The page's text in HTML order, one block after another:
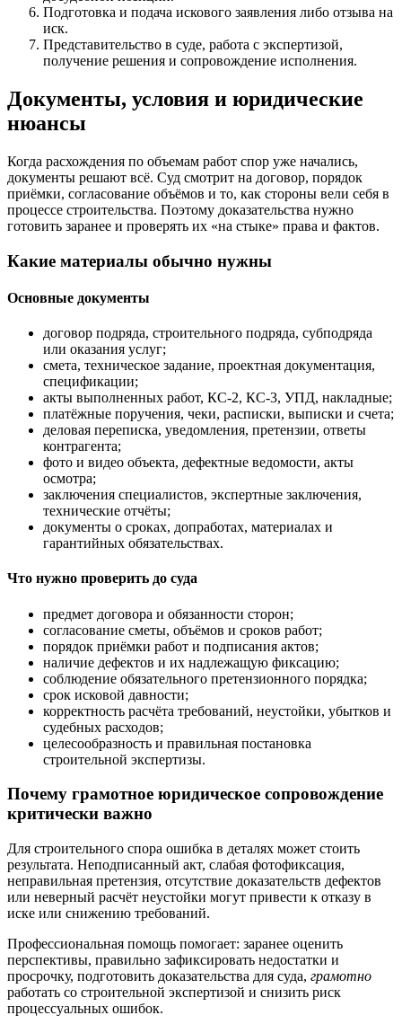
Подготовка и подача искового заявления либо отзыва на
иск.
Представительство в суде, работа с экспертизой,
получение решения и сопровождение исполнения.
Документы, условия и юридические
нюансы
Когда расхождения по объемам работ спор уже начались,
документы решают всё. Суд смотрит на договор, порядок
приёмки, согласование объёмов и то, как стороны вели себя в
процессе строительства. Поэтому доказательства нужно
готовить заранее и проверять их «на стыке» права и фактов.
Какие материалы обычно нужны
Основные документы
договор подряда, строительного подряда, субподряда
или оказания услуг;
смета, техническое задание, проектная документация,
спецификации;
акты выполненных работ, КС-2, КС-3, УПД, накладные;
платёжные поручения, чеки, расписки, выписки и счета;
деловая переписка, уведомления, претензии, ответы
контрагента;
фото и видео объекта, дефектные ведомости, акты
осмотра;
заключения специалистов, экспертные заключения,
технические отчёты;
документы о сроках, допработах, материалах и
гарантийных обязательствах.
Что нужно проверить до суда
предмет договора и обязанности сторон;
согласование сметы, объёмов и сроков работ;
порядок приёмки работ и подписания актов;
наличие дефектов и их надлежащую фиксацию;
соблюдение обязательного претензионного порядка;
срок исковой давности;
корректность расчёта требований, неустойки, убытков и
судебных расходов;
целесообразность и правильная постановка
строительной экспертизы.
Почему грамотное юридическое сопровождение
критически важно
Для строительного спора ошибка в деталях может стоить
результата. Неподписанный акт, слабая фотофиксация,
неправильная претензия, отсутствие доказательств дефектов
или неверный расчёт неустойки могут привести к отказу в
иске или снижению требований.
Профессиональная помощь помогает: заранее оценить
перспективы, правильно зафиксировать недостатки и
просрочку, подготовить доказательства для суда, грамотно
работать со строительной экспертизой и снизить риск
процессуальных ошибок.